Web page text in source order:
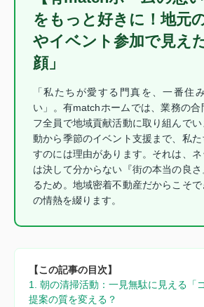
をもっと好きに！地元
やイベント参加で見え
顔」
「私たちが愛する門真を、一番住
い」。有matchホームでは、業務の合
フ全員で地域貢献活動に取り組んで
動から季節のイベント支援まで、私
すのには理由があります。それは、
は決して分からない『街の本当の良さ
るため。地域密着不動産だからこそ
の情熱を綴ります。
【この記事の目次】
1. 朝の清掃活動：一見無駄に見える「
提案の質を変える？